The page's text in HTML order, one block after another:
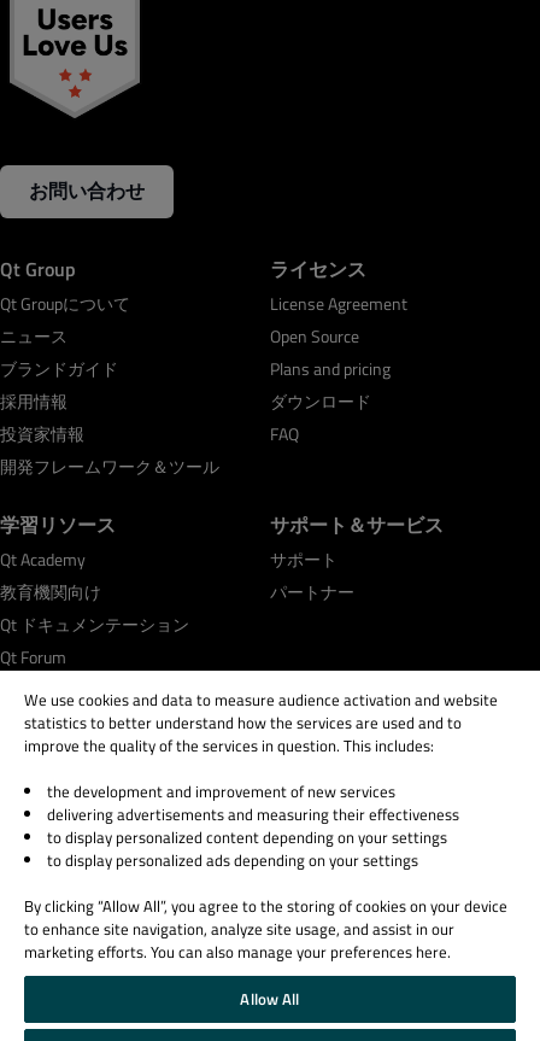
お問い合わせ
Qt Group
Qt Groupについて
ニュース
ブランドガイド
採用情報
投資家情報
開発フレームワーク＆ツール
ライセンス
License Agreement
Open Source
Plans and pricing
ダウンロード
FAQ
学習リソース
Qt Academy
教育機関向け
Qt ドキュメンテーション
Qt Forum
サポート＆サービス
サポート
パートナー
© 2026 The Qt Company
Legal Notice
Privacy and Cookie Policy
Trust Center
Cookie Settings
Email Preferences
Qt Group includes The Qt Company Oy and its global subsidiaries and affiliates.
We use cookies and data to measure audience activation and website
statistics to better understand how the services are used and to
improve the quality of the services in question. This includes:
the development and improvement of new services
delivering advertisements and measuring their effectiveness
to display personalized content depending on your settings
to display personalized ads depending on your settings
By clicking “Allow All”, you agree to the storing of cookies on your device
to enhance site navigation, analyze site usage, and assist in our
marketing efforts. You can also manage your preferences here.
Allow All